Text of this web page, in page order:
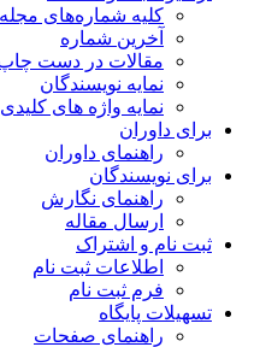
کلیه شماره‌های مجله
آخرین شماره
مقالات در دست چاپ
نمایه نویسندگان
نمایه واژه های کلیدی
برای داوران
راهنمای داوران
برای نویسندگان
راهنمای نگارش
ارسال مقاله
ثبت نام و اشتراک
اطلاعات ثبت نام
فرم ثبت نام
تسهیلات پایگاه
راهنمای صفحات